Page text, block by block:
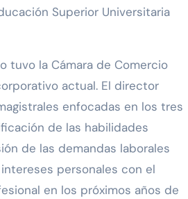
Superior Universitaria
tuvo la Cámara de Comercio
actual. El director
enfocadas en los tres
de las habilidades
de las demandas laborales
personales con el
en los próximos años de